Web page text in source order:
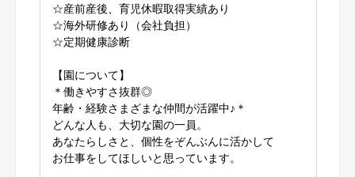
☆産前産後、育児休暇取得実績あり
☆海外研修あり（会社負担）
☆定期健康診断
【園について】
＊働きやすさ抜群◎
年齢・経験さまざまな仲間が活躍中♪＊
どんな人も、大切な園の一員。
あなたらしさと、個性をぞんぶんに活かして
お仕事をしてほしいと思っています。